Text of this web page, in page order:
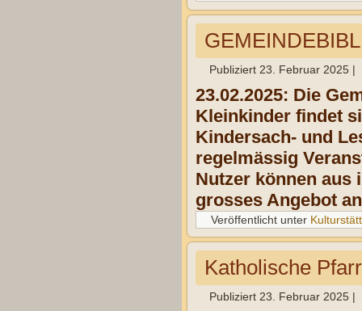
Publiziert 23. Februar 2025 |
23.02.2025: Die
Kleinkinder findet
Kindersach- und
regelmässig
Nutzer können aus
grosses Angebot
Veröffentlicht unter
Katholische
Publiziert 23. Februar 2025 |